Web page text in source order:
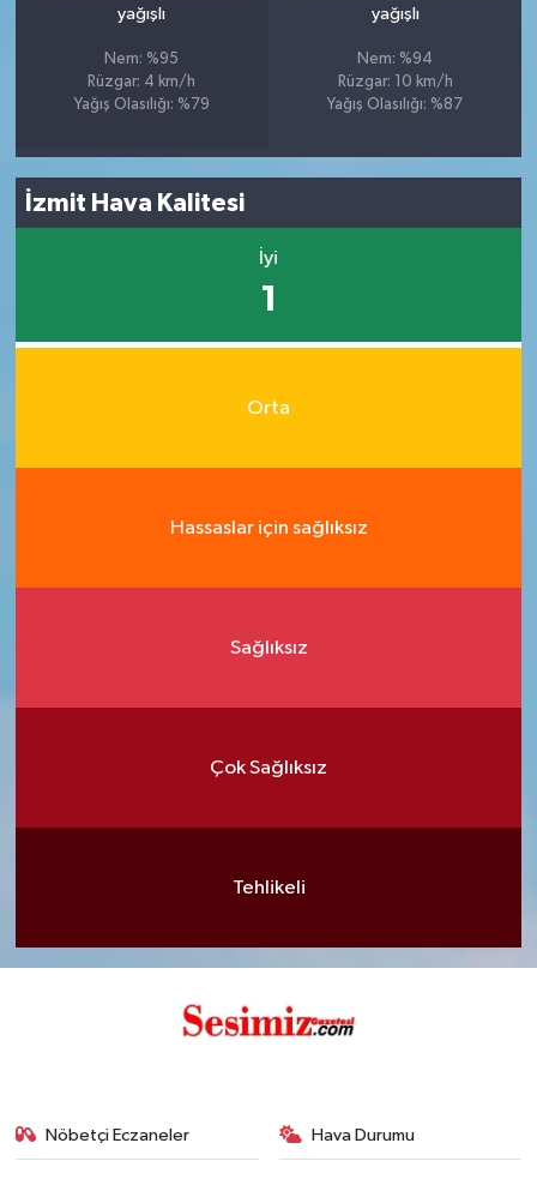
yağışlı
Nem: %95
Rüzgar: 4 km/h
Yağış Olasılığı: %79
yağışlı
Nem: %94
Rüzgar: 10 km/h
Yağış Olasılığı: %87
İzmit Hava Kalitesi
İyi
1
Orta
Hassaslar için sağlıksız
Sağlıksız
Çok Sağlıksız
Tehlikeli
Nöbetçi Eczaneler Hava Durumu